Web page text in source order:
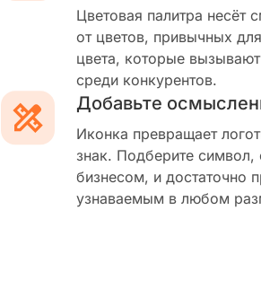
Цветовая палитра несёт
от цветов, привычных
цвета, которые
среди конкурентов.
Добавьте
Иконка превращает
знак. Подберите
бизнесом, и достаточно
узнаваемым в любом